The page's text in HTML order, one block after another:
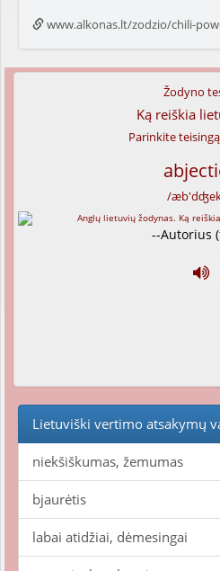
www.alkonas.lt/zodzio/chili-
Žodyno
Ką reiškia
Parinkite
/
--Autorius
Lietuviški vertimo atsakymų
niekšiškumas, žemumas
bjaurėtis
labai atidžiai, dėmesingai